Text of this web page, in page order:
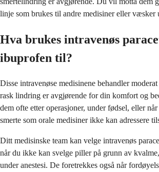
linje som brukes til andre medisiner eller væsker
Hva brukes intravenøs
ibuprofen til?
Disse intravenøse medisinene behandler
rask lindring er avgjørende for din komfort og
dem ofte etter operasjoner, under fødsel, eller
smerte som orale medisiner ikke kan adressere
Ditt medisinske team kan velge intravenøs
når du ikke kan svelge piller på grunn av
under anestesi. De foretrekkes også når